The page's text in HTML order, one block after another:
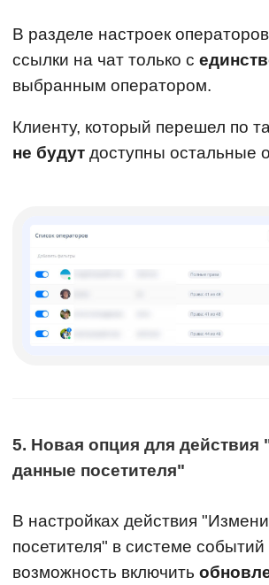
В разделе настроек
ссылки на чат только с
выбранным оператором.
Клиенту, который перешел по
не будутдоступны остальные
5. Новая опция для действия
данные посетителя"
В настройках действия
посетителя" в системе событий
возможность включить